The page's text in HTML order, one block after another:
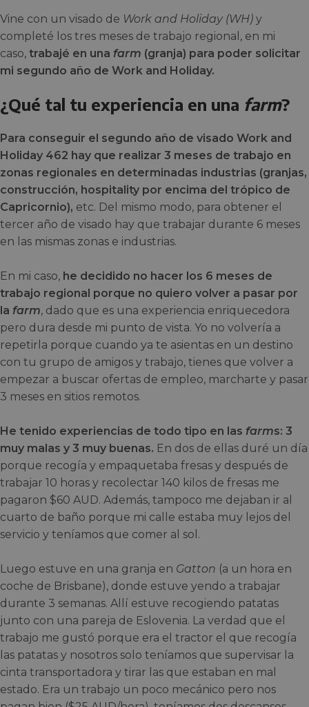
Vine con un visado de Work and Holiday (WH) y
completé los tres meses de trabajo regional, en mi
caso, trabajé en una farm (granja) para poder solicitar
mi segundo año de Work and Holiday.
¿Qué tal tu experiencia en una farm?
Para conseguir el segundo año de visado Work and
Holiday 462 hay que realizar 3 meses de trabajo en
zonas regionales en determinadas industrias (granjas,
construcción, hospitality por encima del trópico de
Capricornio), etc. Del mismo modo, para obtener el
tercer año de visado hay que trabajar durante 6 meses
en las mismas zonas e industrias.
En mi caso, he decidido no hacer los 6 meses de
trabajo regional porque no quiero volver a pasar por
la farm, dado que es una experiencia enriquecedora
pero dura desde mi punto de vista. Yo no volvería a
repetirla porque cuando ya te asientas en un destino
con tu grupo de amigos y trabajo, tienes que volver a
empezar a buscar ofertas de empleo, marcharte y pasar
3 meses en sitios remotos.
He tenido experiencias de todo tipo en las farms: 3
muy malas y 3 muy buenas. En dos de ellas duré un día
porque recogía y empaquetaba fresas y después de
trabajar 10 horas y recolectar 140 kilos de fresas me
pagaron $60 AUD. Además, tampoco me dejaban ir al
cuarto de baño porque mi calle estaba muy lejos del
servicio y teníamos que comer al sol.
Luego estuve en una granja en Gatton (a un hora en
coche de Brisbane), donde estuve yendo a trabajar
durante 3 semanas. Allí estuve recogiendo patatas
junto con una pareja de Eslovenia. La verdad que el
trabajo me gustó porque era el tractor el que recogía
las patatas y nosotros solo teníamos que supervisar la
cinta transportadora y tirar las que estaban en mal
estado. Era un trabajo un poco mecánico pero nos